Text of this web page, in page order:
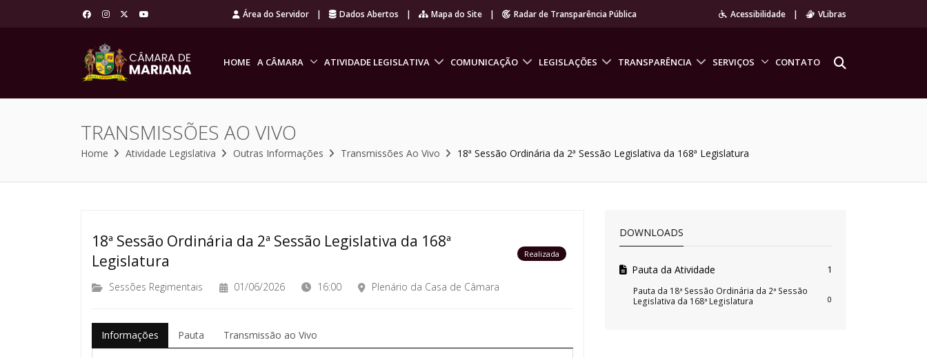
Área do Servidor | Dados Abertos | Mapa do Site | Radar de Transparência Pública Acessibilidade | VLibras
HOME A CÂMARA ATIVIDADE LEGISLATIVA COMUNICAÇÃO LEGISLAÇÕES TRANSPARÊNCIA SERVIÇOS CONTATO
TRANSMISSÕES AO VIVO
Home Atividade Legislativa Outras Informações Transmissões Ao Vivo 18ª Sessão Ordinária da 2ª Sessão Legislativa da 168ª Legislatura
18ª Sessão Ordinária da 2ª Sessão Legislativa da 168ª
Legislatura
Realizada
Sessões Regimentais 01/06/2026 16:00 Plenário da Casa de Câmara
Informações Pauta Transmissão ao Vivo
DOWNLOADS
Pauta da Atividade 1
Pauta da 18ª Sessão Ordinária da 2ª Sessão
Legislativa da 168ª Legislatura
0